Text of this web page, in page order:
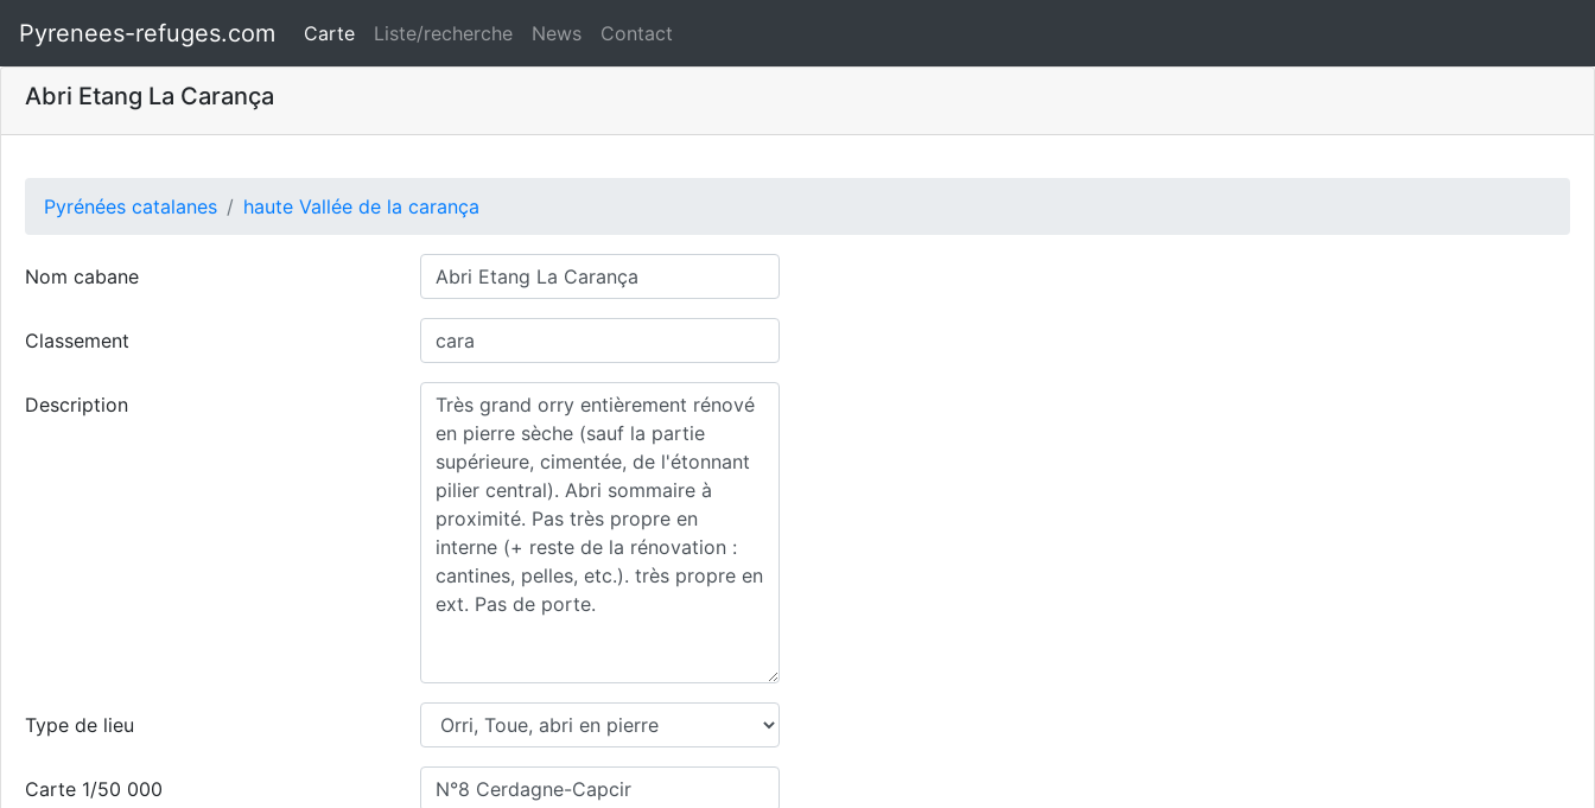
Pyrenees-refuges.com Carte Liste/recherche News Contact
Abri Etang La Carança
Pyrénées catalanes haute Vallée de la carança
Nom cabane
Classement
Description
Type de lieu
Carte 1/50 000